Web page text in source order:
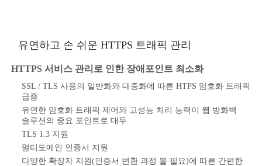
유연하고 손 쉬운 HTTPS 트래픽 관리
HTTPS 서비스 관리로 인한 장애포인트 최소화
SSL / TLS 사용의 일반화와 대중화에 따른 HTPS 암호화 트래픽
급증
유연한 암호화 트래픽 제어와 고성능 처리 능력이 웹 방화벽
솔루션의 중요 포인트로 대두
TLS 1.3 지원
멀티도메인 인증서 지원
다양한 확장자 지원(인증서 변환 과정 불 필요)에 따른 간편한